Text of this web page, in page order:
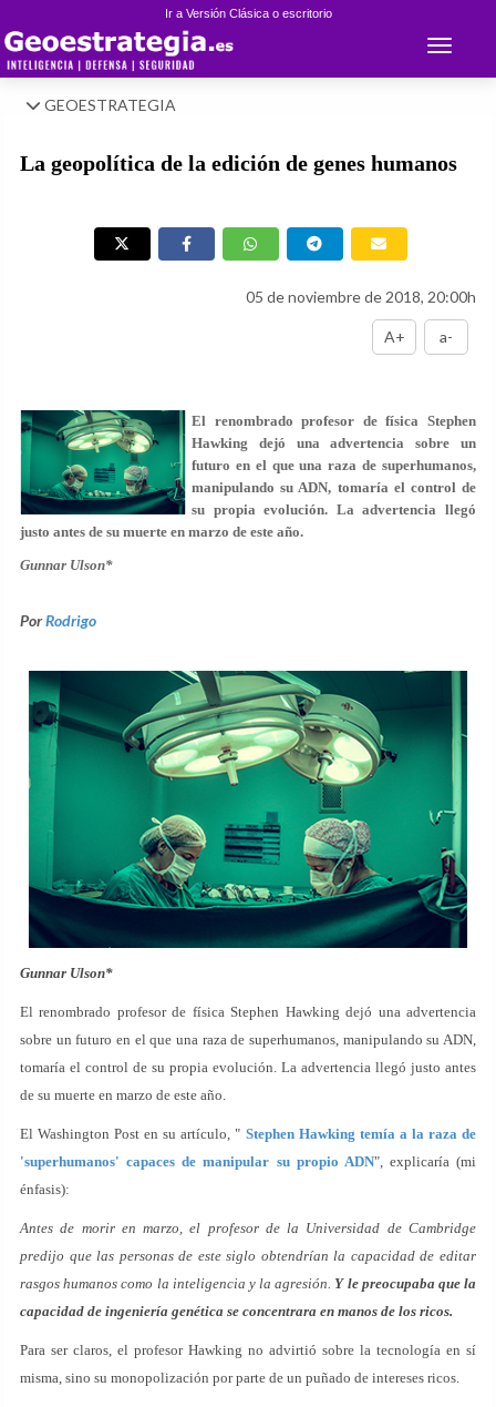
Ir a Versión Clásica o escritorio
Toggle
GEOESTRATEGIA
La geopolítica de la edición de genes humanos
05 de noviembre de 2018, 20:00h
A+ a-
El renombrado profesor de física Stephen
Hawking dejó una advertencia sobre un
futuro en el que una raza de superhumanos,
manipulando su ADN, tomaría el control de
su propia evolución. La advertencia llegó
justo antes de su muerte en marzo de este año.
Gunnar Ulson*
PorRodrigo
Gunnar Ulson*
El renombrado profesor de física Stephen Hawking dejó una advertencia
sobre un futuro en el que una raza de superhumanos, manipulando su ADN,
tomaría el control de su propia evolución. La advertencia llegó justo antes
de su muerte en marzo de este año.
El Washington Post en su artículo, " Stephen Hawking temía a la raza de
'superhumanos' capaces de manipular su propio ADN", explicaría (mi
énfasis):
Antes de morir en marzo, el profesor de la Universidad de Cambridge
predijo que las personas de este siglo obtendrían la capacidad de editar
rasgos humanos como la inteligencia y la agresión.Y le preocupaba que la
capacidad de ingeniería genética se concentrara en manos de los ricos.
Para ser claros, el profesor Hawking no advirtió sobre la tecnología en sí
misma, sino su monopolización por parte de un puñado de intereses ricos.